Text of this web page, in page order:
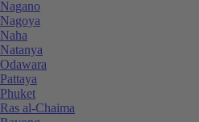
Nagano
Nagoya
Naha
Natanya
Odawara
Pattaya
Phuket
Ras al-Chaima